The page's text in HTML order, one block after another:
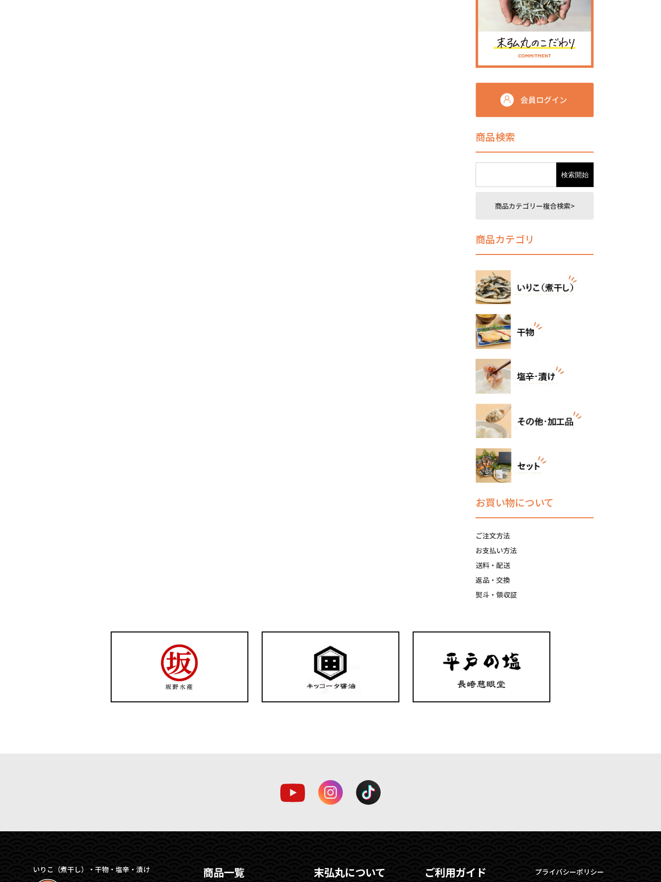
商品検索
商品カテゴリー複合検索>
商品カテゴリ
お買い物について
ご注文方法
お支払い方法
送料・配送
返品・交換
熨斗・領収証
いりこ（煮干し）・干物・塩辛・漬け 商品一覧 末弘丸について ご利用ガイド
プライバシーポリシー